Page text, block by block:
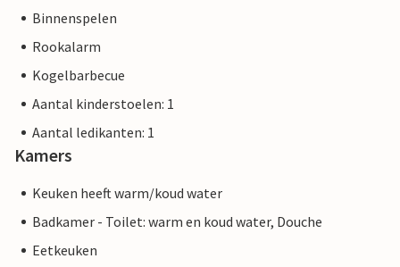
Binnenspelen
Rookalarm
Kogelbarbecue
Aantal kinderstoelen: 1
Aantal ledikanten: 1
Kamers
Keuken heeft warm/koud water
Badkamer - Toilet: warm en koud water, Douche
Eetkeuken